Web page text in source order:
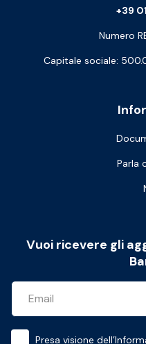
Parla
+39
Numero
Capitale sociale:
Vuoi ricevere gli
Presa visione dell’